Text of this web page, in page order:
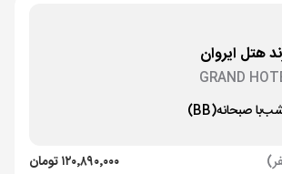
هتل ایروان
GRAND
با صبحانه(BB)
۱۲۰٬۸۹۰٬۰۰۰ تومان